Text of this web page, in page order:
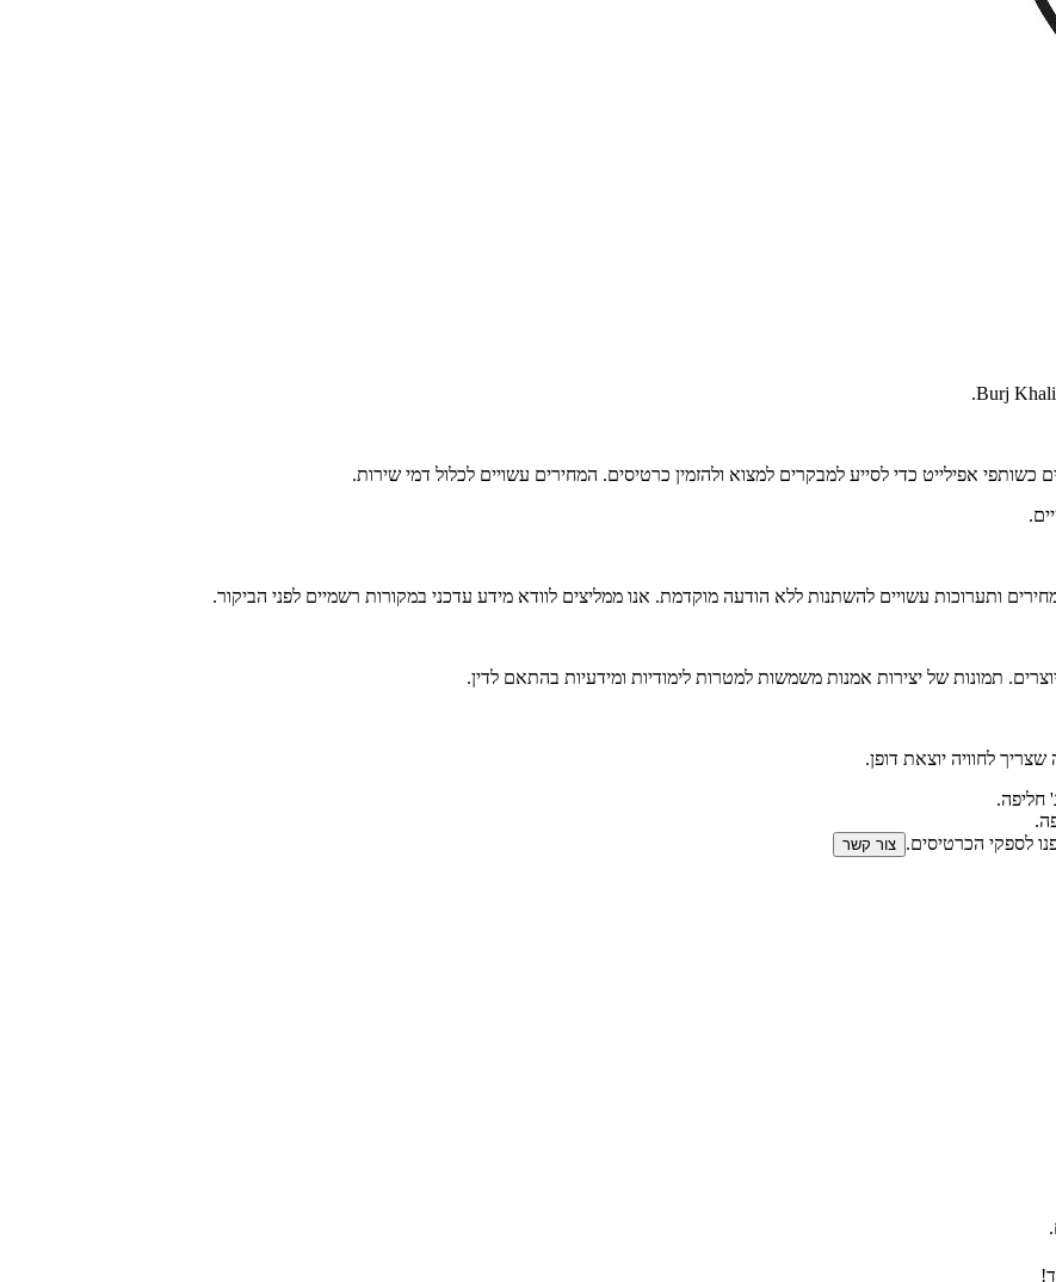
אפילייט כדי לסייע למבקרים למצוא ולהזמין כרטיסים. המחירים עשויים לכלול דמי שירות.
ותערוכות עשויים להשתנות ללא הודעה מוקדמת. אנו ממליצים לוודא מידע עדכני במקורות רשמיים לפני הביקור.
תמונות של יצירות אמנות משמשות למטרות לימודיות ומידעיות בהתאם לדין.
לחוויה יוצאת דופן.
לספקי הכרטיסים. צור קשר